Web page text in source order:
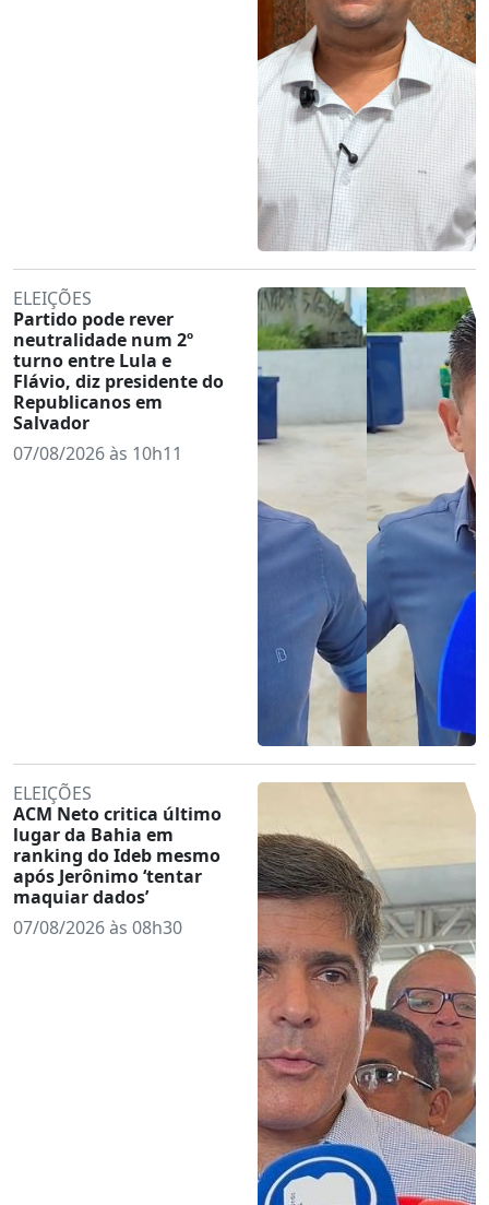
ELEIÇÕES
Partido pode rever
neutralidade num 2º
turno entre Lula e
Flávio, diz presidente do
Republicanos em
Salvador
07/08/2026 às 10h11
ELEIÇÕES
ACM Neto critica último
lugar da Bahia em
ranking do Ideb mesmo
após Jerônimo ‘tentar
maquiar dados’
07/08/2026 às 08h30